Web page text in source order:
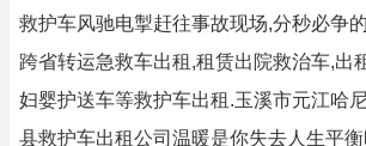
救护车风驰电掣赶往事故现场,分秒必争
跨省转运急救车出租,租赁出院救治车,出
妇婴护送车等救护车出租.玉溪市元江哈
县救护车出租公司温暖是你失去人生平